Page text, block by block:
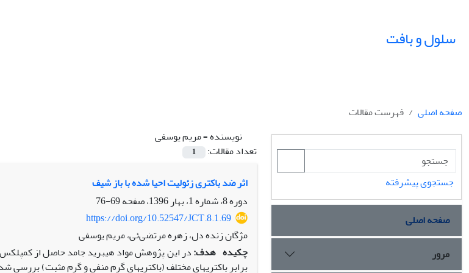
سلول و بافت
صفحه اصلی
فهرست مقالات
نویسنده =مریم یوسفی
تعداد مقالات:
1
اثر ضد باکتری زئولیت احیا شده با باز شیف
دوره 8، شماره 1، بهار 1396، صفحه
69-76
https://doi.org/10.52547/JCT.8.1.69
مژگان زنده دل، زهره مرتضی‌ئی، مریم یوسفی
چکیده هدف:
برابر باکتری­های مختلف (باکتری­های گرم منفی و گرم مثبت) بررسی
جستجوی پیشرفته
صفحه اصلی
مرور